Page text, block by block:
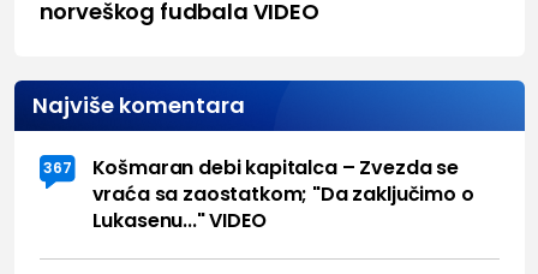
norveškog fudbala VIDEO
Najviše komentara
367
Košmaran debi kapitalca – Zvezda se
vraća sa zaostatkom; "Da zaključimo o
Lukasenu..." VIDEO